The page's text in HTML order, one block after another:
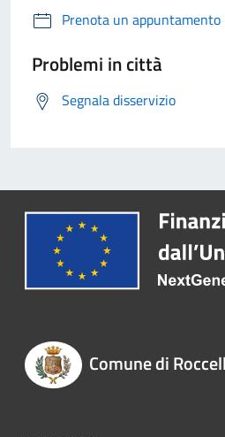
Prenota un appuntamento
Problemi in città
Segnala disservizio
Comune di